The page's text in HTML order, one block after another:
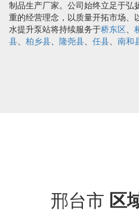
制品生产厂家。公司始终立足于弘
重的经营理念，以质量开拓市场、
水提升泵站将持续服务于桥东区、
县、 柏乡县、 隆尧县、 任县、 南和
邢台市 区